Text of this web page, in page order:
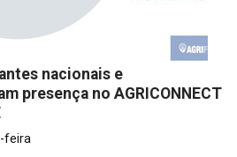
nacionais e
presença no AGRICONNECT
feira